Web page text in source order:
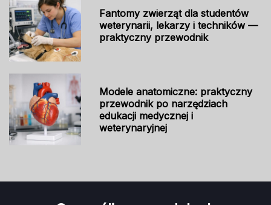
Fantomy zwierząt dla studentów
weterynarii, lekarzy i techników —
praktyczny przewodnik
Modele anatomiczne: praktyczny
przewodnik po narzędziach
edukacji medycznej i
weterynaryjnej